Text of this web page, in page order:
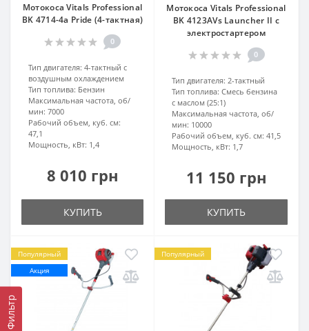
Фильтр
Мотокоса Vitals Professional
BK 4714-4a Pride (4-тактная)
0
Тип двигателя: 4-тактный с
воздушным охлаждением
Тип топлива: Бензин
Максимальная частота, об/
мин: 7000
Рабочий объем, куб. см:
47,1
Мощность, кВт: 1,4
8 010 грн
КУПИТЬ
Мотокоса Vitals Professional
BK 4123AVs Launcher II с
электростартером
0
Тип двигателя: 2-тактный
Тип топлива: Смесь бензина
с маслом (25:1)
Максимальная частота, об/
мин: 10000
Рабочий объем, куб. см: 41,5
Мощность, кВт: 1,7
11 150 грн
КУПИТЬ
Популярный
Акция
Популярный